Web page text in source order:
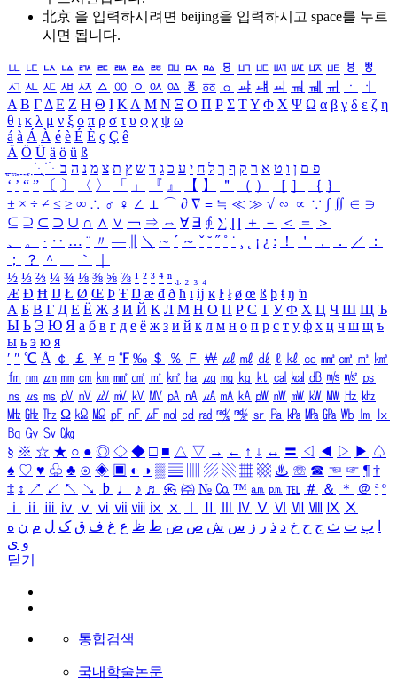
北京 을 입력하시려면 beijing을 입력하시고 space를 누르
시면 됩니다.
ㅥ ㅦ ㅧ ㅨ ㅩ ㅪ ㅫ ㅬ ㅭ ㅮ ㅯ ㅰ ㅱ ㅲ ㅳ ㅴ ㅵ ㅶ ㅷ ㅸ
ㅹ
ㅺ ㅻ ㅼ ㅽ ㅾ ㅿ ㆀ ㆁ ㆂ ㆃ ㆄ ㆅ ㆆ ㆇ ㆈ ㆉ ㆊ ㆋ ㆌ ㆍ
ㆎ
Α Β ΓΔ Ε Ζ Η Θ Ι ΚΛ Μ Ν Ξ Ο Π Ρ Σ ΤΥ Φ Χ Ψ Ω α β γ δ ε ζ η
θ ι κ λ μ ν ξ ο π ρ σ τ υ φ χ ψ ω
á à Á À é è É È ç Ç ê
Ä Ö Ü ä ö ü ß
ִֶֹ ֻּ ׁׂ פ ם ן ו ט א ר ק ף ך ל ח י ע כ ג ד ש ץ ת צ מ נ ה ב
‘ ’ “ ” 〔 〕 〈 〉 「 」 『 』 【 】 ＂ （ ） ［ ］ ｛ ｝
± × ÷ ≠ ≤ ≥ ∞ ∴ ♂ ♀ ∠ ⊥ ⌒ ∂ ∇ ≡ ≒ ≪ ≫ √ ∽ ∝ ∵ ∫ ∬ ∈ ∋
⊆ ⊇ ⊂ ⊃ ∪ ∩ ∧ ∨ ￢ ⇒ ⇔ ∀ ∃ ∮ ∑ ∏ ＋ － ＜ ＝
＞
、
。 · ‥ … ¨ 〃 ― ＼ ∼ ´ ～ ˇ ˘ ˝ ˚ ˙ ¸ ¡ ¿ ː ！ ＇ ， ． ／
：
；
？ ＾ ｀
½ ⅓ ⅔ ¼ ¾ ⅛ ⅜ ⅝ ⅞ ¹ ² ³ ⁴ ⁿ ₁ ₂ ₃ ₄
Æ Ð Ħ Ĳ Ł Ø Œ Þ Ŧ Ŋ æ đ ð ħ ı ĳ ĸ ŀ ł ø œ ß þ ŧ ŋ ŉ
А Б В Г Д Е Ё Ж З И Й К Л М Н О П Р С Т У Ф Х Ц Ч Ш Щ Ъ
Ы Ь Э Ю Я а б в г д е ё ж з и й к л м н о п р с т у ф х ц ч ш щ ъ
ы ь э ю я
′ ″ ℃ Å ￠ ￡ ￥ ¤ ℉ ‰ ＄ ％ Ｆ ￦ ㎕ ㎖ ㎗ ℓ ㎘ ㏄ ㎣ ㎤ ㎥ ㎦
㎙ ㎚ ㎛ ㎜ ㎝ ㎞ ㎟ ㎠ ㎡ ㎢ ㏊ ㎍ ㎎ ㎏ ㏏ ㎈ ㎉ ㏈ ㎧ ㎨ ㎰
㎱ ㎲ ㎳ ㎴ ㎵ ㎶ ㎷ ㎸ ㎹ ㎀ ㎁ ㎂ ㎃ ㎄ ㎺ ㎻ ㎽ ㎾ ㎿ ㎐ ㎑
㎒ ㎓ ㎔ Ω ㏀ ㏁ ㎊ ㎋ ㎌ ㏖ ㏅ ㎭ ㎮ ㎯ ㏛ ㎩ ㎪ ㎫ ㎬ ㏝ ㏐
㏓
㏃ ㏉ ㏜ ㏆
§ ※ ☆ ★ ○ ● ◎ ◇ ◆ □ ■ △ ▽ → ← ↑ ↓ ↔ 〓 ◁ ◀ ▷ ▶ ♤
♠ ♡ ♥ ♧ ♣ ⊙ ◈ ▣ ◐ ◑ ▒ ▤ ▨ ▧ ▦ ▩ ♨ ☏ ☎ ☜ ☞ ¶ †
‡ ↕ ↗ ↙ ↖ ↘ ♭ ♩ ♪ ♬ ㉿ ㈜ № ㏇ ™ ㏂ ㏘ ℡ ＃ ＆ ＊ ＠ ª º
ⅰ
ⅱ ⅲ ⅳ ⅴ ⅵ ⅶ ⅷ ⅸ ⅹ Ⅳ Ⅴ Ⅵ Ⅶ Ⅷ Ⅸ Ⅹ
ب ت ث ج ح خ د ذ ر ز س ش ص ض ط ظ ع غ ف ق ک ل م ن ه
و ی
닫기
통합검색
국내학술논문